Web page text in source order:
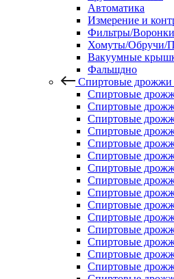
Автоматика
Измерение и
Фильтры/Воронки
Хомуты/Обручи/
Вакуумные
Фальшдно
Спиртовые дрожжи
Спиртовые
Спиртовые
Спиртовые
Спиртовые
Спиртовые
Спиртовые
Спиртовые
Спиртовые
Спиртовые
Спиртовые
Спиртовые
Спиртовые
Спиртовые
Спиртовые
Спиртовые